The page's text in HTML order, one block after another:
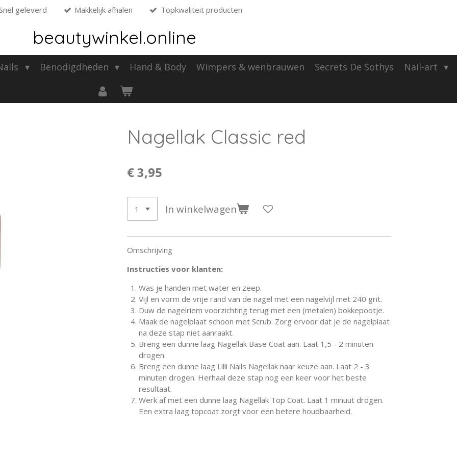
geleverd Makkelijk afhalen Topkwaliteit producten
beautywinkel.online
Benodigdheden Hand & Body Wimpers & wenbrauwen Secrets De Sothys Nail-art
Nagellak Classic red
€ 3,95
In winkelwagen
Omschrijving
Instructies voor klanten:
Was je handen met water en zeep.
Vijl en vorm de vrije rand van de nagel met een nagelvijl met 240 grit.
Duw de nagelriem voorzichting terug met een (metalen) bokkepootje.
Maak de nagelplaat schoon met Scrub. Zorg ervoor dat je de nagelplaat
na deze stap niet aanraakt.
Breng een dunne laag Nagellak Base Coat aan. Laat 1,5 - 2 minuten
drogen.
Breng een dunne laag Lilli Nails Nagellak naar keuze aan. Laat 2 - 3
minuten drogen. Herhaal deze stap nog een keer voor het beste
resultaat.
Werk af met een dunne laag Nagellak Top Coat. Laat 1 minuut drogen.
Een extra laag topcoat zorgt voor een betere houdbaarheid.